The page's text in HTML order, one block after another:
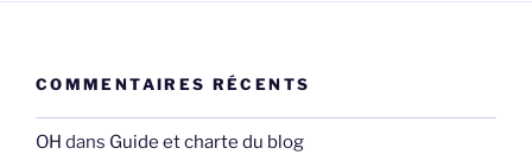
COMMENTAIRES RÉCENTS
OH dans Guide et charte du blog